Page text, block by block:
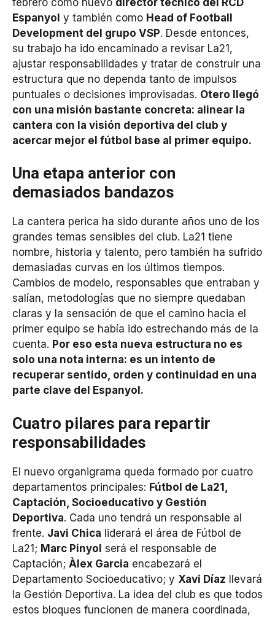
Espanyol y también como Head of Football
Development del grupo VSP. Desde entonces,
su trabajo ha ido encaminado a revisar La21,
ajustar responsabilidades y tratar de construir una
estructura que no dependa tanto de impulsos
puntuales o decisiones improvisadas. Otero llegó
con una misión bastante concreta: alinear la
cantera con la visión deportiva del club y
acercar mejor el fútbol base al primer equipo.
Una etapa anterior con
demasiados bandazos
La cantera perica ha sido durante años uno de los
grandes temas sensibles del club. La21 tiene
nombre, historia y talento, pero también ha sufrido
demasiadas curvas en los últimos tiempos.
Cambios de modelo, responsables que entraban y
salían, metodologías que no siempre quedaban
claras y la sensación de que el camino hacia el
primer equipo se había ido estrechando más de la
cuenta. Por eso esta nueva estructura no es
solo una nota interna: es un intento de
recuperar sentido, orden y continuidad en una
parte clave del Espanyol.
Cuatro pilares para repartir
responsabilidades
El nuevo organigrama queda formado por cuatro
departamentos principales: Fútbol de La21,
Captación, Socioeducativo y Gestión
Deportiva. Cada uno tendrá un responsable al
frente. Javi Chica liderará el área de Fútbol de
La21; Marc Pinyol será el responsable de
Captación; Àlex Garcia encabezará el
Departamento Socioeducativo; y Xavi Díaz llevará
la Gestión Deportiva. La idea del club es que todos
estos bloques funcionen de manera coordinada,